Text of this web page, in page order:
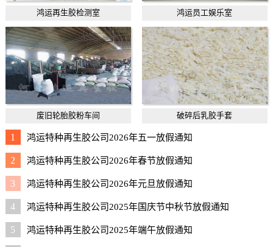
鸿运再生胶检测室 鸿运员工娱乐室
废旧轮胎胶粉车间 破碎后乳胶手套
1 鸿运特种再生胶公司2026年五一放假通知
2 鸿运特种再生胶公司2026年春节放假通知
3 鸿运特种再生胶公司2026年元旦放假通知
4 鸿运特种再生胶公司2025年国庆节中秋节放假通知
5 鸿运特种再生胶公司2025年端午放假通知